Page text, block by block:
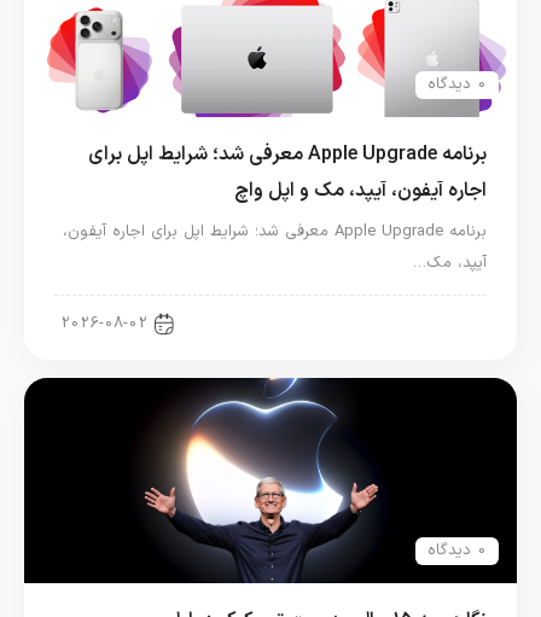
0 دیدگاه
برنامه Apple Upgrade معرفی شد؛ شرایط اپل برای
اجاره آیفون، آیپد، مک و اپل واچ
برنامه Apple Upgrade معرفی شد؛ شرایط اپل برای اجاره آیفون،
آیپد، مک…
2026-08-02
0 دیدگاه